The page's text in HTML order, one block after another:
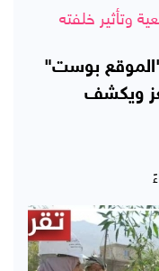
وتأثير خلفته
"الموقع بوست"
ويكشف